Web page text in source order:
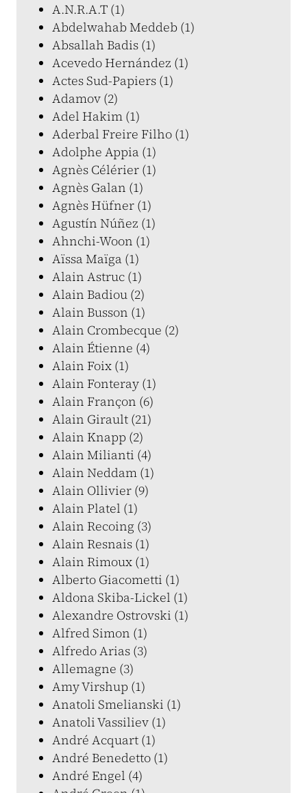
A.N.R.A.T (1)
Abdelwahab Meddeb (1)
Absallah Badis (1)
Acevedo Hernández (1)
Actes Sud-Papiers (1)
Adamov (2)
Adel Hakim (1)
Aderbal Freire Filho (1)
Adolphe Appia (1)
Agnès Célérier (1)
Agnès Galan (1)
Agnès Hüfner (1)
Agustín Núñez (1)
Ahnchi-Woon (1)
Aïssa Maïga (1)
Alain Astruc (1)
Alain Badiou (2)
Alain Busson (1)
Alain Crombecque (2)
Alain Étienne (4)
Alain Foix (1)
Alain Fonteray (1)
Alain Françon (6)
Alain Girault (21)
Alain Knapp (2)
Alain Milianti (4)
Alain Neddam (1)
Alain Ollivier (9)
Alain Platel (1)
Alain Recoing (3)
Alain Resnais (1)
Alain Rimoux (1)
Alberto Giacometti (1)
Aldona Skiba-Lickel (1)
Alexandre Ostrovski (1)
Alfred Simon (1)
Alfredo Arias (3)
Allemagne (3)
Amy Virshup (1)
Anatoli Smelianski (1)
Anatoli Vassiliev (1)
André Acquart (1)
André Benedetto (1)
André Engel (4)